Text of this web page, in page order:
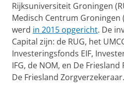
Rijksuniversiteit Groningen
Medisch Centrum Groningen
werd in 2015 opgericht. De
Capital zijn: de RUG, het
Investeringsfonds EIF,
IFG, de NOM, en De
De Friesland Zorgverzekeraar.